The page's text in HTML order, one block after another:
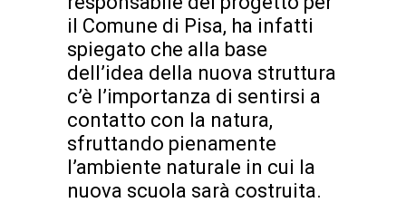
il Comune di Pisa, ha infatti
spiegato che alla base
dell’idea della nuova struttura
c’è l’importanza di sentirsi a
contatto con la natura,
sfruttando pienamente
l’ambiente naturale in cui la
nuova scuola sarà costruita.